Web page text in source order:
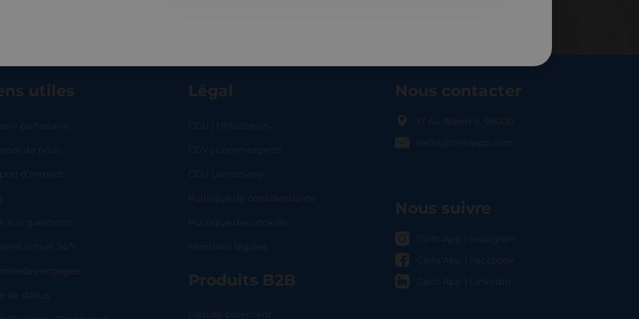
utiles
partenaire
de nous
d’impact
aux questions
virtuel 24/7
engagés
de status
Légal
CGU | Utilisateurs
CGV | Commerçants
CGU Lemonway
Politique de confidentialité
Politique des cookies
Mentions légales
Produits B2B
Lien de paiement
Nous contacter
17 Av. Albert II, 98000
hello@carloapp.com
Nous suivre
Carlo App | Instagram
Carlo App | Facebook
Carlo App | Linkedin
SHOPLOCAL